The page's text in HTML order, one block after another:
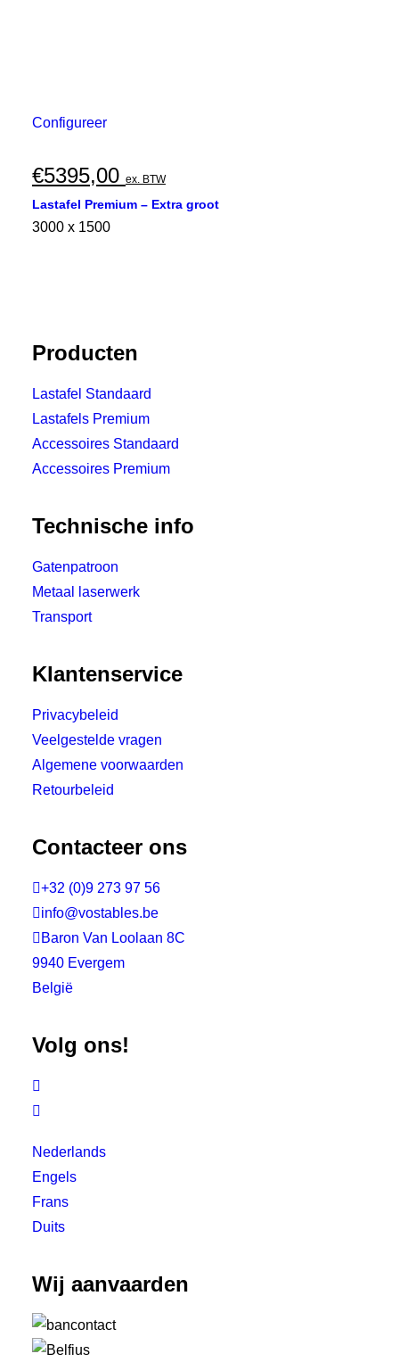
Configureer
€5395,00 ex. BTW
Lastafel Premium – Extra groot
3000 x 1500
Producten
Lastafel Standaard
Lastafels Premium
Accessoires Standaard
Accessoires Premium
Technische info
Gatenpatroon
Metaal laserwerk
Transport
Klantenservice
Privacybeleid
Veelgestelde vragen
Algemene voorwaarden
Retourbeleid
Contacteer ons
+32 (0)9 273 97 56
info@vostables.be
 Baron Van Loolaan 8C
9940 Evergem
België
Volg ons!


Nederlands
Engels
Frans
Duits
Wij aanvaarden